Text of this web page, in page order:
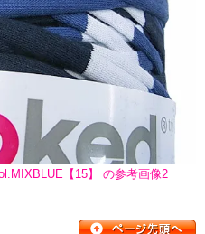
【15】 の参考画像2